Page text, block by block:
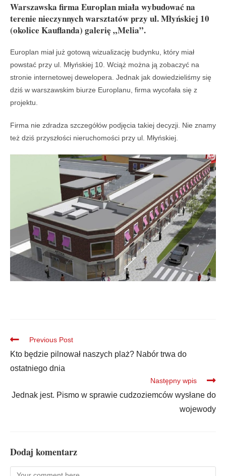
Warszawska firma Europlan miała wybudować na
terenie nieczynnych warsztatów przy ul. Młyńskiej 10
(okolice Kauflanda) galerię „Melia”.
Europlan miał już gotową wizualizację budynku, który miał
powstać przy ul. Młyńskiej 10. Wciąż można ją zobaczyć na
stronie internetowej dewelopera. Jednak jak dowiedzieliśmy się
dziś w warszawskim biurze Europlanu, firma wycofała się z
projektu.
Firma nie zdradza szczegółów podjęcia takiej decyzji. Nie znamy
też dziś przyszłości nieruchomości przy ul. Młyńskiej.
Previous Post
Kto będzie pilnował naszych plaż? Nabór trwa do
ostatniego dnia
Następny wpis
Jednak jest. Pismo w sprawie cudzoziemców wysłane do
wojewody
Dodaj komentarz